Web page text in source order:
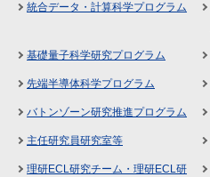
統合データ・計算科学プログラム
基礎量子科学研究プログラム
先端半導体科学プログラム
バトンゾーン研究推進プログラム
主任研究員研究室等
理研ECL研究チーム・理研ECL研